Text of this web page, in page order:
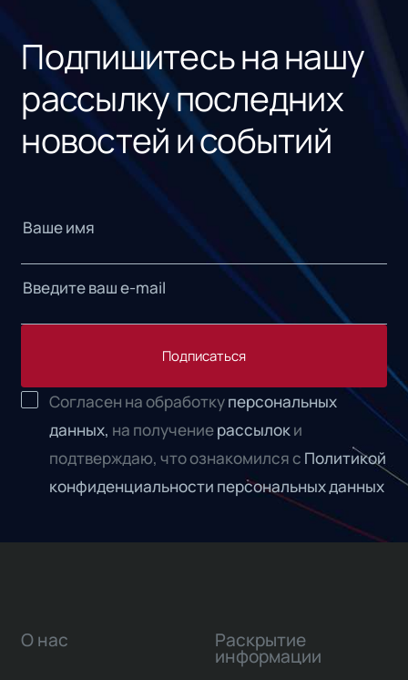
Подпишитесь на нашу
рассылку последних
новостей и событий
Подписаться
Согласен на обработкуперсональных
данных, на получениерассылоки
подтверждаю, что ознакомился с Политикой
конфиденциальности персональных данных
О нас Раскрытие
информации